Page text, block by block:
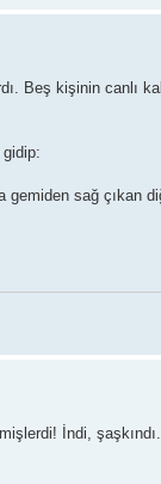
Beş kişinin canlı
gemiden sağ çıkan
İndi,